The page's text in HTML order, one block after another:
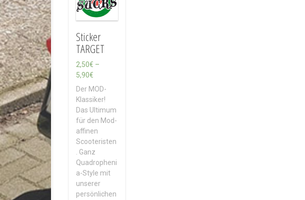
Sticker
TARGET
2,50€ –
5,90€
r
e
i
p
n
Der MOD-
Klassiker!
Das Ultimum
für den Mod-
affinen
Scooteristen
. Ganz
Quadropheni
a-Style mit
unserer
persönlichen